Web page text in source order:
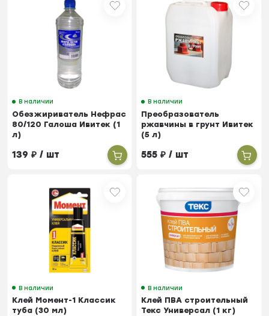
В наличии
Обезжириватель Нефрас
80/120 Галоша Ивитек (1
л)
139₽ / шт
В наличии
Преобразователь
ржавчины в грунт Ивитек
(5 л)
555₽ / шт
В наличии
Клей Момент-1 Классик
туба (30 мл)
В наличии
Клей ПВА строительный
Текс Универсал (1 кг)